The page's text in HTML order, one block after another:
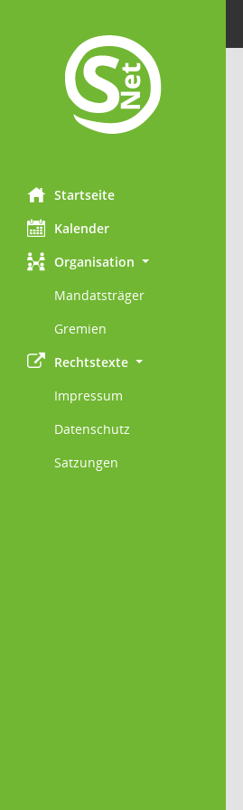
Startseite
Kalender
Organisation
Mandatsträger
Gremien
Rechtstexte
Impressum
Datenschutz
Satzungen